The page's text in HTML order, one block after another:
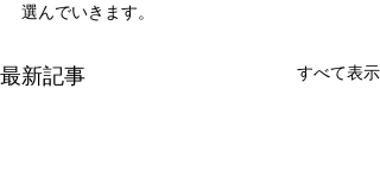
選んでいきます。
最新記事 すべて表示